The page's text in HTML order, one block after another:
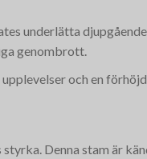
underlätta
genombrott.
och en
Denna stam är